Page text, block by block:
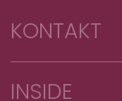
KONTAKT
Z.A. Reckschleed
INSIDE